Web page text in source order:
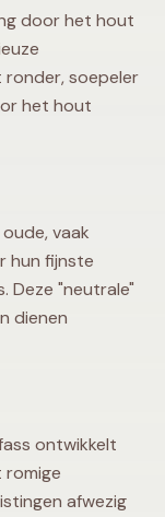
door het hout
soepeler
het hout
vaak
hun fijnste
Deze "neutrale"
dienen
ontwikkelt
romige
afwezig